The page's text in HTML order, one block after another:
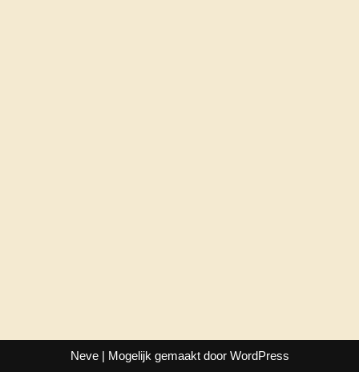
Neve| Mogelijk gemaakt door WordPress